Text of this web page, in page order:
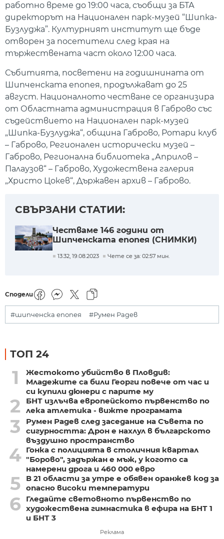
работно време до 19:00 часа, съобщи за БТА
директорът на Национален парк-музей “Шипка-
Бузлуджа”. Културният институт ще бъде
отворен за посетители след края на
тържествената част около 12:00 часа.
Събитията, посветени на годишнината от
Шипченската епопея, продължават до 25
август. Националното честване се организира
от Областната администрация в Габрово със
съдействието на Национален парк-музей
„Шипка-Бузлуджа“, община Габрово, Ротари клуб
– Габрово, Регионален исторически музей –
Габрово, Регионална библиотека „Априлов –
Палаузов“ – Габрово, Художествена галерия
„Христо Цокев“, Държавен архив – Габрово.
СВЪРЗАНИ СТАТИИ:
Честваме 146 години от
Шипченската епопея (СНИМКИ)
13:32, 19.08.2023 Чете се за: 02:57 мин.
Сподели
#шипченска епопея #Румен Радев
ТОП 24
1
Жестокото убийство в Пловдив:
Младежите са били Георги повече от час и
си купили дюнери с парите му
2
БНТ излъчва европейското първенство по
лека атлетика - вижте програмата
3
Румен Радев след заседание на Съвета по
сигурността: Дрон е нахлул в българското
въздушно пространство
4 Гонка с полицията в столичния квартал
"Борово", задържан е мъж, у когото са
намерени дрога и 460 000 евро
5
В 21 области за утре е обявен оранжев код за
опасно високи температури
6
Гледайте световното първенство по
художествена гимнастика в ефира на БНТ 1
и БНТ 3
Реклама